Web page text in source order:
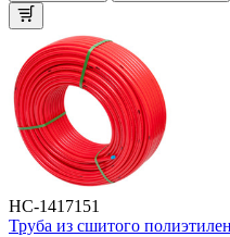
НС-1417151
Труба из сшитого